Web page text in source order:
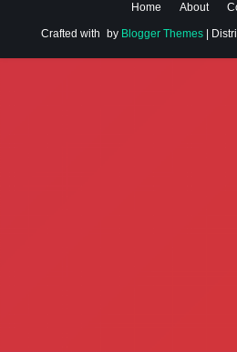
Home About
Crafted with by Blogger Themes|